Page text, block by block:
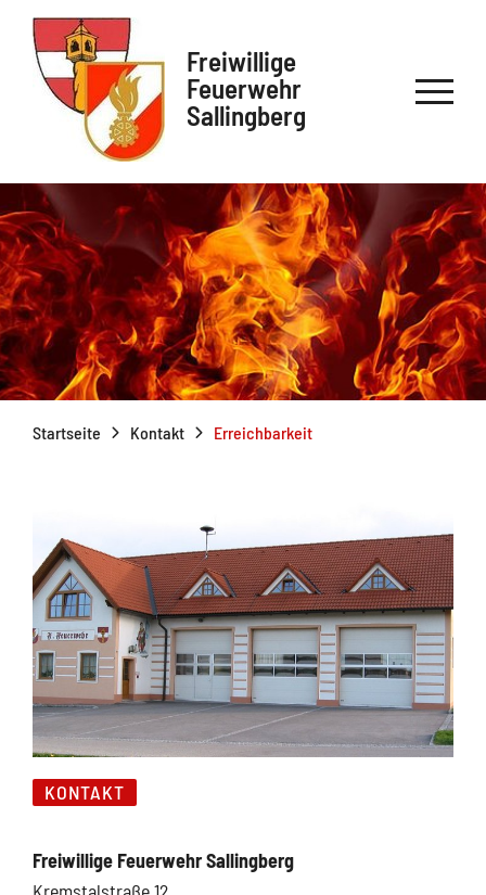
Freiwillige
Feuerwehr
Sallingberg
Startseite Kontakt Erreichbarkeit
KONTAKT
Freiwillige Feuerwehr Sallingberg